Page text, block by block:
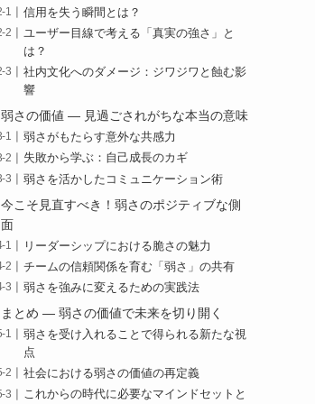
信用を失う瞬間とは？
ユーザー目線で考える「真実の強さ」と
は？
社内文化へのダメージ：ジワジワと蝕む影
響
弱さの価値 — 見過ごされがちな本当の意味
弱さがもたらす意外な共感力
失敗から学ぶ：自己成長のカギ
弱さを活かしたコミュニケーション術
今こそ見直すべき！弱さのポジティブな側
面
リーダーシップにおける脆さの魅力
チームの信頼関係を育む「弱さ」の共有
弱さを強みに変えるための実践法
まとめ — 弱さの価値で未来を切り開く
弱さを受け入れることで得られる新たな視
点
社会における弱さの価値の再定義
これからの時代に必要なマインドセットと